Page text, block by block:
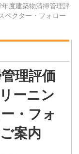
度建築物清掃管理評
ペクター・フォロー
理評価
ーニン
・フォ
案内